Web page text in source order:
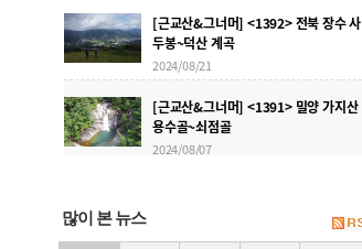
[근교산&그너머] <1392> 전북 장수 사
두봉~덕산 계곡
2024/08/21
[근교산&그너머] <1391> 밀양 가지산
용수골~쇠점골
2024/08/07
많이 본 뉴스